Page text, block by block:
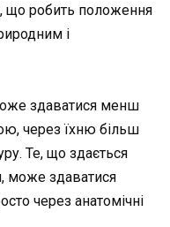
що робить положення
і
здаватися менш
через їхню більш
Те, що здається
може здаватися
через анатомічні